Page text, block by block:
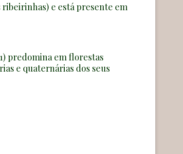
e está presente em
predomina em florestas
e quaternárias dos seus